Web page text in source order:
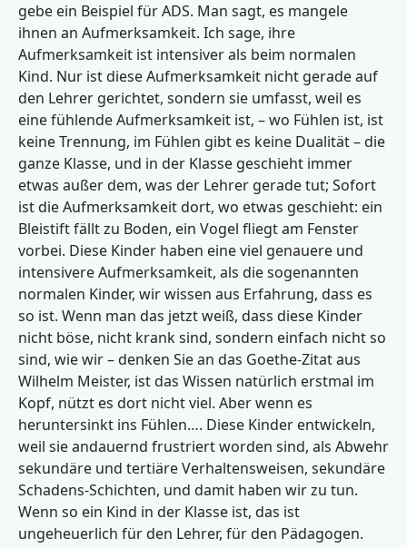
gebe ein Beispiel für ADS. Man sagt, es mangele
ihnen an Aufmerksamkeit. Ich sage, ihre
Aufmerksamkeit ist intensiver als beim normalen
Kind. Nur ist diese Aufmerksamkeit nicht gerade auf
den Lehrer gerichtet, sondern sie umfasst, weil es
eine fühlende Aufmerksamkeit ist, – wo Fühlen ist, ist
keine Trennung, im Fühlen gibt es keine Dualität – die
ganze Klasse, und in der Klasse geschieht immer
etwas außer dem, was der Lehrer gerade tut; Sofort
ist die Aufmerksamkeit dort, wo etwas geschieht: ein
Bleistift fällt zu Boden, ein Vogel fliegt am Fenster
vorbei. Diese Kinder haben eine viel genauere und
intensivere Aufmerksamkeit, als die sogenannten
normalen Kinder, wir wissen aus Erfahrung, dass es
so ist. Wenn man das jetzt weiß, dass diese Kinder
nicht böse, nicht krank sind, sondern einfach nicht so
sind, wie wir – denken Sie an das Goethe-Zitat aus
Wilhelm Meister, ist das Wissen natürlich erstmal im
Kopf, nützt es dort nicht viel. Aber wenn es
heruntersinkt ins Fühlen…. Diese Kinder entwickeln,
weil sie andauernd frustriert worden sind, als Abwehr
sekundäre und tertiäre Verhaltensweisen, sekundäre
Schadens-Schichten, und damit haben wir zu tun.
Wenn so ein Kind in der Klasse ist, das ist
ungeheuerlich für den Lehrer, für den Pädagogen.